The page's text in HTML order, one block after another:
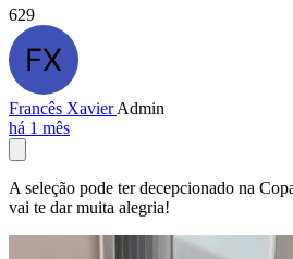
629
Francês XavierAdmin
há 1 mês
A seleção pode ter decepcionado na
vai te dar muita alegria!